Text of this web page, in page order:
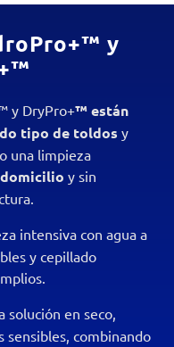
y
y DryPro+™ están
tipo de toldos y
una limpieza
y sin
intensiva con agua a
y cepillado
solución en seco,
sensibles, combinando